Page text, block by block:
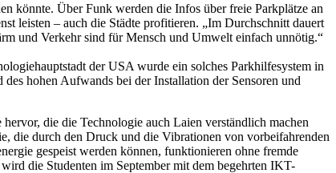
könnte. Über Funk werden die Infos über freie Parkplätze an
leisten – auch die Städte profitieren. „Im Durchschnitt dauert
und Verkehr sind für Mensch und Umwelt einfach unnötig.“
der USA wurde ein solches Parkhilfesystem in
hohen Aufwands bei der Installation der Sensoren und
die die Technologie auch Laien verständlich machen
die durch den Druck und die Vibrationen von vorbeifahrenden
gespeist werden können, funktionieren ohne fremde
die Studenten im September mit dem begehrten IKT-